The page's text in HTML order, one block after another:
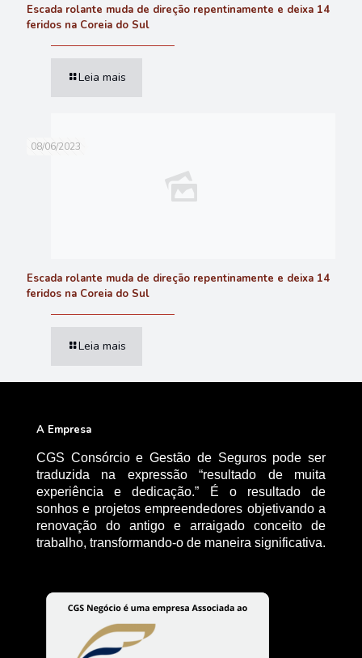
Escada rolante muda de direção repentinamente e deixa 14
feridos na Coreia do Sul
Leia mais
08/06/2023
Escada rolante muda de direção repentinamente e deixa 14
feridos na Coreia do Sul
Leia mais
A Empresa
CGS Consórcio e Gestão de Seguros pode ser
traduzida na expressão “resultado de muita
experiência e dedicação.” É o resultado de
sonhos e projetos empreendedores objetivando a
renovação do antigo e arraigado conceito de
trabalho, transformando-o de maneira significativa.